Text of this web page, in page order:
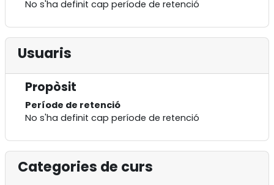
No s'ha definit cap període de retenció
Usuaris
Propòsit
Període de retenció
No s'ha definit cap període de retenció
Categories de curs